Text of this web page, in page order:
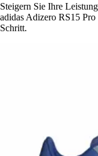
Steigern Sie Ihre
adidas Adizero RS15
Schritt.